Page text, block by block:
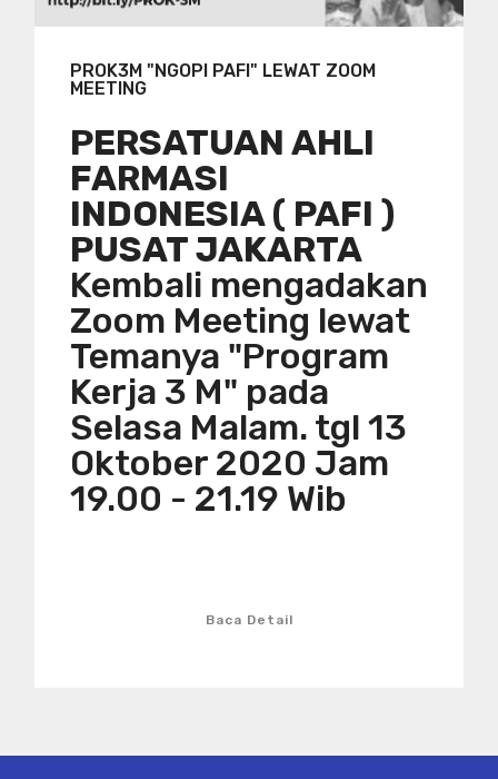
PROK3M "NGOPI PAFI" LEWAT ZOOM
MEETING
PERSATUAN AHLI
FARMASI
INDONESIA ( PAFI )
PUSAT JAKARTA
Kembali mengadakan
Zoom Meeting lewat
Temanya "Program
Kerja 3 M" pada
Selasa Malam. tgl 13
Oktober 2020 Jam
19.00 - 21.19 Wib
Baca Detail